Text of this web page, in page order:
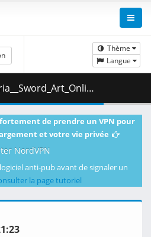
Thème
Langue
_Extra_Edition.mkv.003 ( 450.25 MB )
de prendre un VPN pour
et votre vie privée
NordVPN
anti-pub avant de signaler un
la page tutoriel